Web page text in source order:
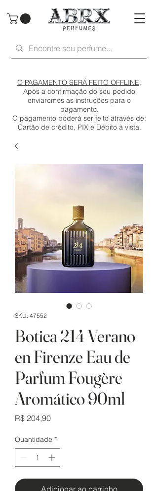
O PAGAMENTO SERÁ FEITO OFFLINE.
Após a confirmação do seu pedido
enviaremos as instruções para o
pagamento.
O pagamento poderá ser feito através de:
Cartão de crédito, PIX e Débito à vista.
SKU: 47552
Botica 214 Verano
en Firenze Eau de
Parfum Fougère
Aromático 90ml
R$ 204,90Preço
Quantidade *